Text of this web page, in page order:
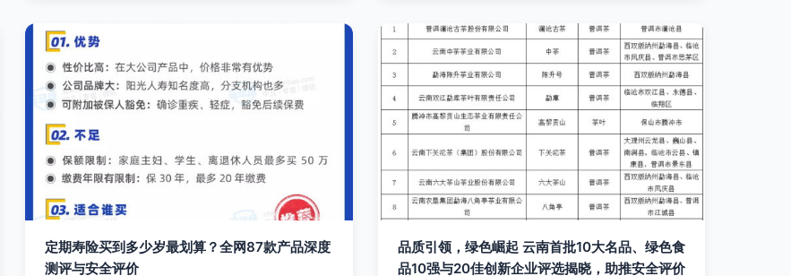
定期寿险买到多少岁最划算？全网87款产品深度
测评与安全评价
品质引领，绿色崛起 云南首批10大名品、绿色食
品10强与20佳创新企业评选揭晓，助推安全评价